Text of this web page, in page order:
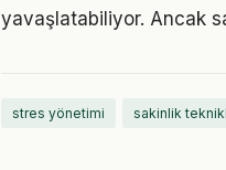
yavaşlatabiliyor. Ancak
stres yönetimi sakinlik